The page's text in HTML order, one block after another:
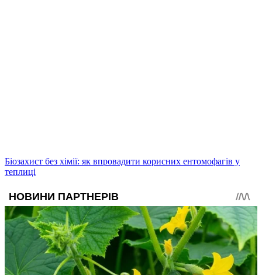
Біозахист без хімії: як впровадити корисних ентомофагів у
теплиці